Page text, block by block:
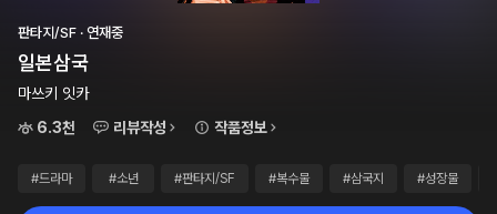
판타지/SF · 연재중
일본삼국
마쓰키 잇카
6.3천
리뷰작성 작품정보
#드라마 #소년 #판타지/SF #복수물 #삼국지 #성장물